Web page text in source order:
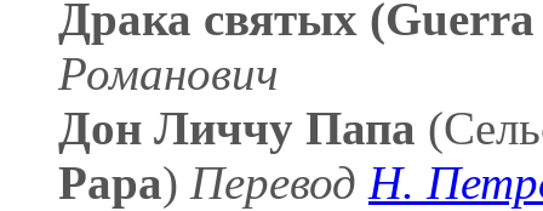
Драка святых
Романович
Дон Личчу Папа
Papa) Перевод Н.